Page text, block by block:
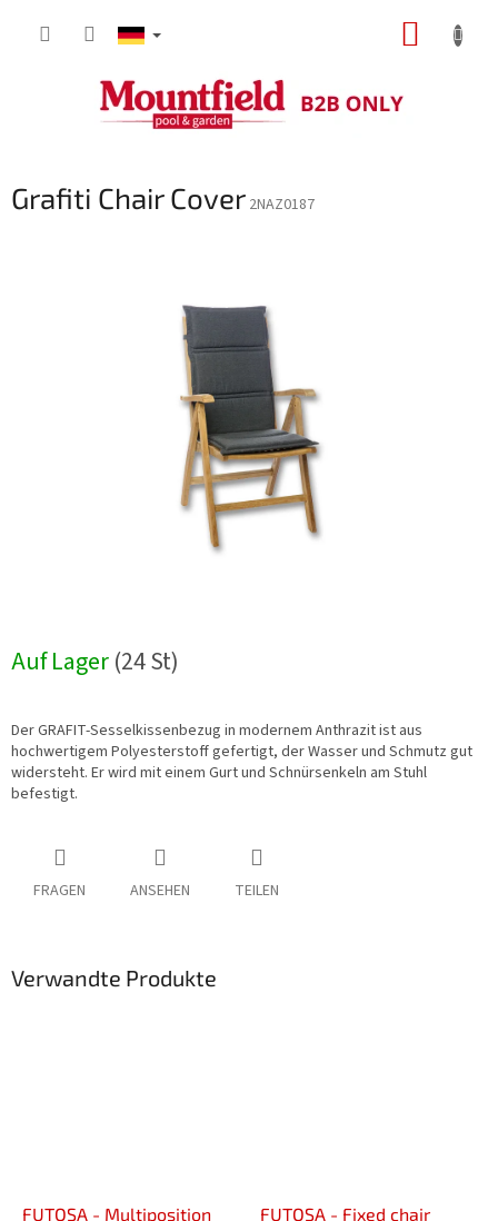
Grafiti Chair Cover 2NAZ0187
Auf Lager(24 St)
Der GRAFIT-Sesselkissenbezug in modernem Anthrazit ist aus
hochwertigem Polyesterstoff gefertigt, der Wasser und Schmutz gut
widersteht. Er wird mit einem Gurt und Schnürsenkeln am Stuhl
befestigt.
FRAGEN ANSEHEN TEILEN
Verwandte Produkte
FUTOSA - Multiposition
FUTOSA - Fixed chair